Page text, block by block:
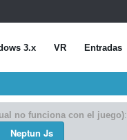
3.x VR Entradas
no funciona con el juego):
Neptun Js